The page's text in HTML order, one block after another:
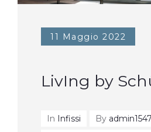
11 Maggio 2022
LivIng by
In Infissi By admin1547